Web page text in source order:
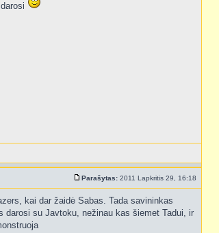
Parašytas: 2011 Lapkritis 29, 16:18
kai dar žaidė Sabas. Tada savininkas
su Javtoku, nežinau kas šiemet Tadui, ir